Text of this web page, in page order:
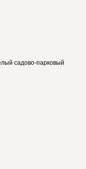
садово-парковый